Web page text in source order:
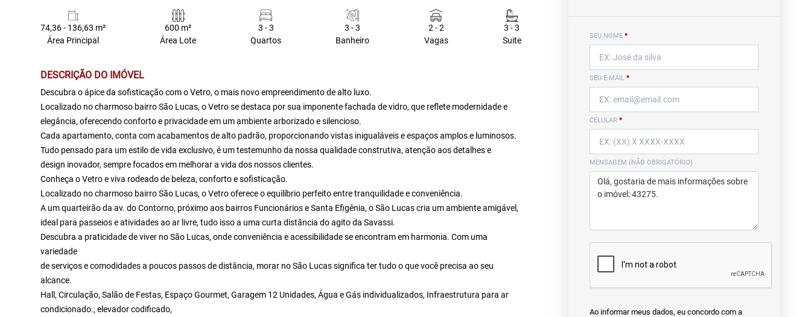
74,36 - 136,63 m²
Área Principal
600 m²
Área Lote
3 - 3
Quartos
3 - 3
Banheiro
2 - 2
Vagas
3 - 3
Suite
DESCRIÇÃO DO IMÓVEL
Descubra o ápice da sofisticação com o Vetro, o mais novo empreendimento de alto luxo.
Localizado no charmoso bairro São Lucas, o Vetro se destaca por sua imponente fachada de vidro, que reflete modernidade e
elegância, oferecendo conforto e privacidade em um ambiente arborizado e silencioso.
Cada apartamento, conta com acabamentos de alto padrão, proporcionando vistas inigualáveis e espaços amplos e luminosos.
Tudo pensado para um estilo de vida exclusivo, é um testemunho da nossa qualidade construtiva, atenção aos detalhes e
design inovador, sempre focados em melhorar a vida dos nossos clientes.
Conheça o Vetro e viva rodeado de beleza, conforto e sofisticação.
Localizado no charmoso bairro São Lucas, o Vetro oferece o equilíbrio perfeito entre tranquilidade e conveniência.
A um quarteirão da av. do Contorno, próximo aos bairros Funcionários e Santa Efigênia, o São Lucas cria um ambiente amigável,
ideal para passeios e atividades ao ar livre, tudo isso a uma curta distância do agito da Savassi.
Descubra a praticidade de viver no São Lucas, onde conveniência e acessibilidade se encontram em harmonia. Com uma
variedade
de serviços e comodidades a poucos passos de distância, morar no São Lucas significa ter tudo o que você precisa ao seu
alcance.
Hall, Circulação, Salão de Festas, Espaço Gourmet, Garagem 12 Unidades, Água e Gás individualizados, Infraestrutura para ar
condicionado., elevador codificado,
SEU NOME *
SEU E-MAIL *
CELULAR *
MENSAGEM (NÃO OBRIGATÓRIO)
Ao informar meus dados, eu concordo com a